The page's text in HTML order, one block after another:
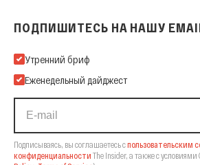
ПОДПИШИТЕСЬ НА НАШУ
Подпишитесь на нашу Email-рассылку
Утренний бриф
Еженедельный дайджест
Подписываясь, вы соглашаетесь спользовательским
конфиденциальности The Insider, а также с условиями